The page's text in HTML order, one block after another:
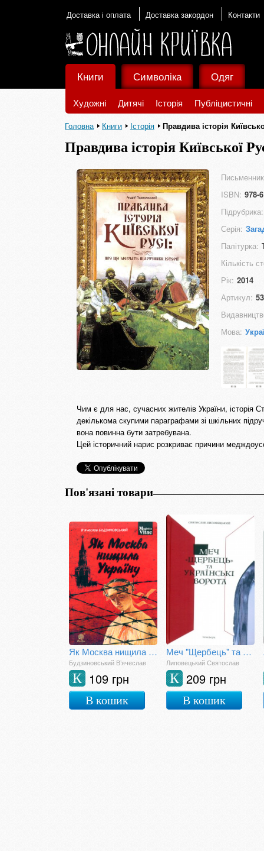
Доставка і оплата Доставка закордон Контакти
Книги
Художні Дитячі Історія Публіцистичні
Символіка Одяг
Головна Книги Історія Правдива історія
Правдива історія Київської
ISBN: 978-
Підрубрика:
Серія:
Палітурка:
Кількість
Рік: 2014
Артикул:
Мова:
Чим є для нас, сучасних жителів України, історія
декількома скупими параграфами зі шкільних
вона повинна бути затребувана.
Цей історичний нарис розкриває причини
Пов'язані товари
Як Москва нищила Україну
Будзиновський В’ячеслав
109 грн
К
В кошик
Меч "Щербець" та Українські ворота
Липовецький Святослав
209 грн
К
В кошик